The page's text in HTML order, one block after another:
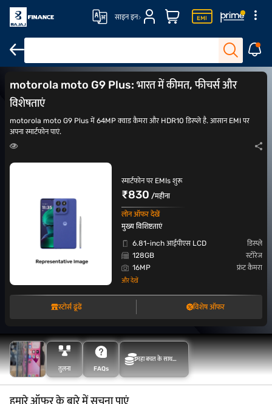
साइन इन
motorola G सीरीज़ मोबाइल फोन ₹20,000 के अंदर मोबाइल फोन ₹30,000
motorola moto G9 Plus: भारत में कीमत, फीचर्स और
विशेषताएं
motorola moto G9 Plus में 64MP क्वाड कैमरा और HDR10 डिस्प्ले है. आसान EMI पर
अपना स्मार्टफोन पाएं.
स्मार्टफोन पर EMIs शुरू
₹830 /महीना
लोन ऑफर देखें
मुख्य विशिष्टताएं
6.81-inch आईपीएस LCD
डिस्प्ले
128GB
स्टोरेज
16MP
फ्रंट कैमरा
और देखें
स्टोर्स ढूंढें विशेष ऑफर
तुलना FAQs
महा बचत के साथ
हमारे ऑफर के बारे में सूचना पाएं